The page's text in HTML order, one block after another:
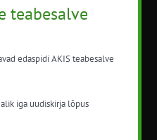
nimetuse alt
teabesalve
edaspidi AKIS teabesalve
iga uudiskirja lõpus